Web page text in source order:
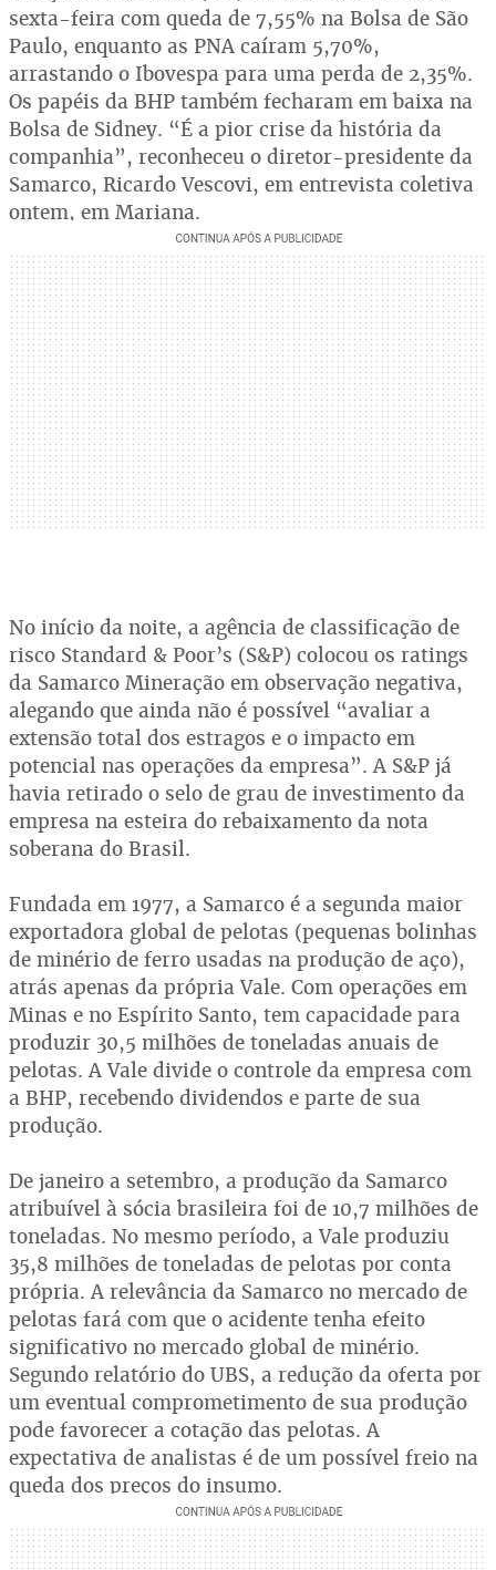
sexta-feira com queda de 7,55% na Bolsa de São
Paulo, enquanto as PNA caíram 5,70%,
arrastando o Ibovespa para uma perda de 2,35%.
Os papéis da BHP também fecharam em baixa na
Bolsa de Sidney. “É a pior crise da história da
companhia”, reconheceu o diretor-presidente da
Samarco, Ricardo Vescovi, em entrevista coletiva
ontem, em Mariana.
No início da noite, a agência de classificação de
risco Standard & Poor’s (S&P) colocou os ratings
da Samarco Mineração em observação negativa,
alegando que ainda não é possível “avaliar a
extensão total dos estragos e o impacto em
potencial nas operações da empresa”. A S&P já
havia retirado o selo de grau de investimento da
empresa na esteira do rebaixamento da nota
soberana do Brasil.
Fundada em 1977, a Samarco é a segunda maior
exportadora global de pelotas (pequenas bolinhas
de minério de ferro usadas na produção de aço),
atrás apenas da própria Vale. Com operações em
Minas e no Espírito Santo, tem capacidade para
produzir 30,5 milhões de toneladas anuais de
pelotas. A Vale divide o controle da empresa com
a BHP, recebendo dividendos e parte de sua
produção.
De janeiro a setembro, a produção da Samarco
atribuível à sócia brasileira foi de 10,7 milhões de
toneladas. No mesmo período, a Vale produziu
35,8 milhões de toneladas de pelotas por conta
própria. A relevância da Samarco no mercado de
pelotas fará com que o acidente tenha efeito
significativo no mercado global de minério.
Segundo relatório do UBS, a redução da oferta por
um eventual comprometimento de sua produção
pode favorecer a cotação das pelotas. A
expectativa de analistas é de um possível freio na
queda dos preços do insumo.